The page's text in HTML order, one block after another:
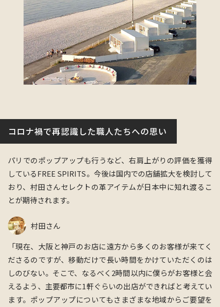
コロナ禍で再認識した職人たちへの思い
パリでのポップアップも行うなど、右肩上がりの評価を獲得
しているFREE SPIRITS。今後は国内での店舗拡大を検討して
おり、村田さんセレクトの革アイテムが日本中に知れ渡るこ
とが期待されます。
村田さん
「現在、大阪と神戸のお店に遠方から多くのお客様が来てく
ださるのですが、移動だけで長い時間をかけていただくのは
しのびない。そこで、なるべく2時間以内に僕らがお客様と会
えるよう、主要都市に1軒ぐらいの出店ができればと考えてい
ます。ポップアップについてもさまざまな地域からご要望を